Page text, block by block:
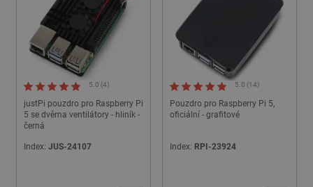
justPi pouzdro pro Raspberry Pi
5 se dvěma ventilátory - hliník -
černá
5.0 (4)
Index: JUS-24107
Pouzdro pro Raspberry Pi 5,
oficiální - grafitové
5.0 (14)
Index: RPI-23924